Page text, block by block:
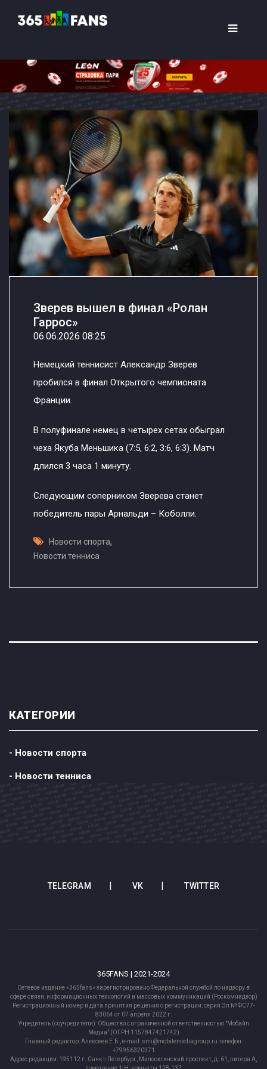
Зверев вышел в финал «Ролан
Гаррос»
06.06.2026 08:25
Немецкий теннисист Александр Зверев
пробился в финал Открытого чемпионата
Франции.
В полуфинале немец в четырех сетах обыграл
чеха Якуба Меньшика (7:5, 6:2, 3:6, 6:3). Матч
длился 3 часа 1 минуту.
Следующим соперником Зверева станет
победитель пары Арнальди – Коболли.
Новости спорта,
Новости тенниса
КАТЕГОРИИ
- Новости спорта
- Новости тенниса
TELEGRAM VK TWITTER
365FANS | 2021-2024
Сетевое издание «365fans» зарегистрировано Федеральной службой по надзору в
сфере связи, информационных технологий и массовых коммуникаций (Роскомнадзор)
Регистрационный номер и дата принятия решения о регистрации: серия Эл № ФС77-
83064 от 07 апреля 2022 г.
Учредитель (соучредители): Общество с ограниченной ответственностью "Мобайл
Медиа" (ОГРН 1157847421742)
Главный редактор: Алексеев Е.Б., e-mail: smi@mobilemediagroup.ru телефон:
+79956320371
Адрес редакции: 195112 г. Санкт-Петербург, Малоохтинский проспект, д. 61, литера А,